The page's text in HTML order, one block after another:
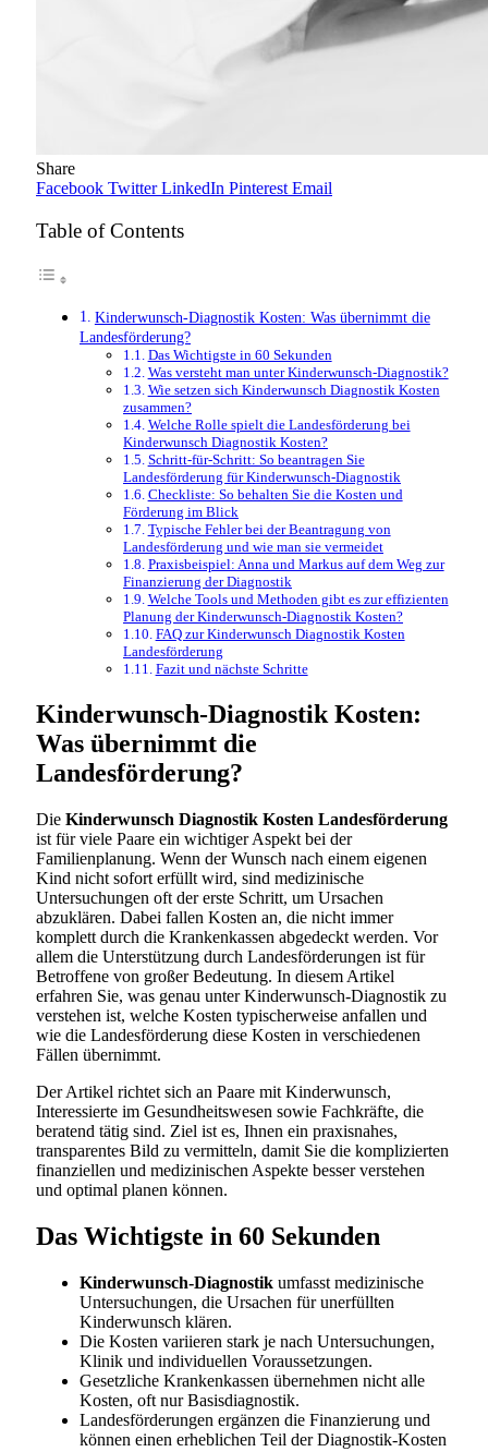
Share
Facebook Twitter LinkedIn Pinterest Email
Table of Contents
Kinderwunsch-Diagnostik Kosten: Was übernimmt die
Landesförderung?
Das Wichtigste in 60 Sekunden
Was versteht man unter Kinderwunsch-Diagnostik?
Wie setzen sich Kinderwunsch Diagnostik Kosten
zusammen?
Welche Rolle spielt die Landesförderung bei
Kinderwunsch Diagnostik Kosten?
Schritt-für-Schritt: So beantragen Sie
Landesförderung für Kinderwunsch-Diagnostik
Checkliste: So behalten Sie die Kosten und
Förderung im Blick
Typische Fehler bei der Beantragung von
Landesförderung und wie man sie vermeidet
Praxisbeispiel: Anna und Markus auf dem Weg zur
Finanzierung der Diagnostik
Welche Tools und Methoden gibt es zur effizienten
Planung der Kinderwunsch-Diagnostik Kosten?
FAQ zur Kinderwunsch Diagnostik Kosten
Landesförderung
Fazit und nächste Schritte
Kinderwunsch-Diagnostik Kosten:
Was übernimmt die
Landesförderung?
Die Kinderwunsch Diagnostik Kosten Landesförderung
ist für viele Paare ein wichtiger Aspekt bei der
Familienplanung. Wenn der Wunsch nach einem eigenen
Kind nicht sofort erfüllt wird, sind medizinische
Untersuchungen oft der erste Schritt, um Ursachen
abzuklären. Dabei fallen Kosten an, die nicht immer
komplett durch die Krankenkassen abgedeckt werden. Vor
allem die Unterstützung durch Landesförderungen ist für
Betroffene von großer Bedeutung. In diesem Artikel
erfahren Sie, was genau unter Kinderwunsch-Diagnostik zu
verstehen ist, welche Kosten typischerweise anfallen und
wie die Landesförderung diese Kosten in verschiedenen
Fällen übernimmt.
Der Artikel richtet sich an Paare mit Kinderwunsch,
Interessierte im Gesundheitswesen sowie Fachkräfte, die
beratend tätig sind. Ziel ist es, Ihnen ein praxisnahes,
transparentes Bild zu vermitteln, damit Sie die komplizierten
finanziellen und medizinischen Aspekte besser verstehen
und optimal planen können.
Das Wichtigste in 60 Sekunden
Kinderwunsch-Diagnostik umfasst medizinische
Untersuchungen, die Ursachen für unerfüllten
Kinderwunsch klären.
Die Kosten variieren stark je nach Untersuchungen,
Klinik und individuellen Voraussetzungen.
Gesetzliche Krankenkassen übernehmen nicht alle
Kosten, oft nur Basisdiagnostik.
Landesförderungen ergänzen die Finanzierung und
können einen erheblichen Teil der Diagnostik-Kosten